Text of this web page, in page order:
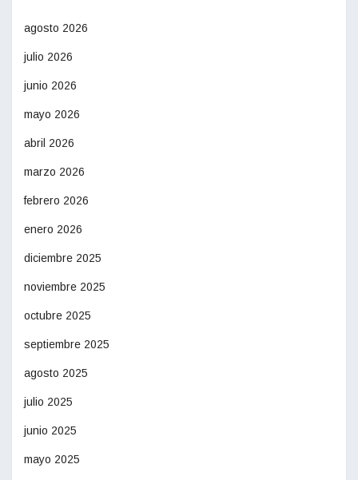
agosto 2026
julio 2026
junio 2026
mayo 2026
abril 2026
marzo 2026
febrero 2026
enero 2026
diciembre 2025
noviembre 2025
octubre 2025
septiembre 2025
agosto 2025
julio 2025
junio 2025
mayo 2025